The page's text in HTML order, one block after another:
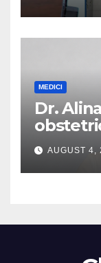
MEDICI
Dr.
AUGUST 4,